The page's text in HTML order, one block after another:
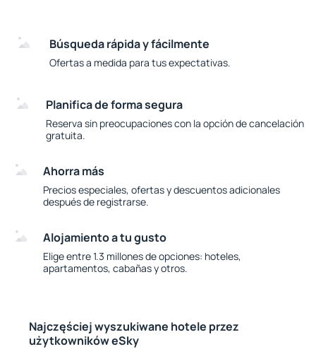
Búsqueda rápida y fácilmente
Ofertas a medida para tus expectativas.
Planifica de forma segura
Reserva sin preocupaciones con la opción de cancelación
gratuita.
Ahorra más
Precios especiales, ofertas y descuentos adicionales
después de registrarse.
Alojamiento a tu gusto
Elige entre 1.3 millones de opciones: hoteles,
apartamentos, cabañas y otros.
Najczęściej wyszukiwane hotele przez
użytkowników eSky